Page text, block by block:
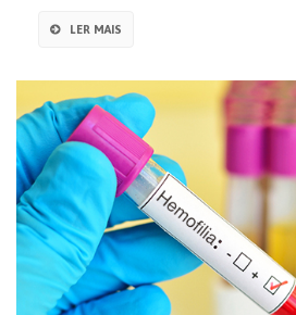
LER MAIS